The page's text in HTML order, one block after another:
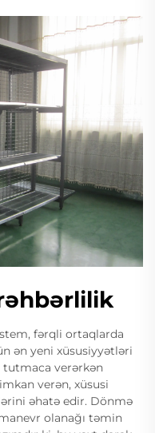
fərqli ortaqlarda
ən yeni xüsusiyyətləri
tutmaca verərkən
verən, xüsusi
əhatə edir. Dönmə
olanağı təmin